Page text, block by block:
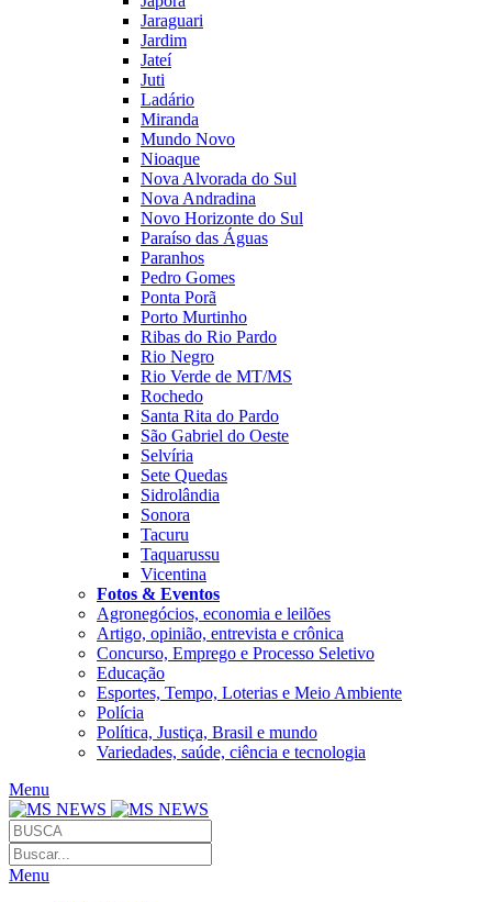
Jaraguari
Jardim
Jateí
Juti
Ladário
Miranda
Mundo Novo
Nioaque
Nova Alvorada do Sul
Nova Andradina
Novo Horizonte do Sul
Paraíso das Águas
Paranhos
Pedro Gomes
Ponta Porã
Porto Murtinho
Ribas do Rio Pardo
Rio Negro
Rio Verde de MT/MS
Rochedo
Santa Rita do Pardo
São Gabriel do Oeste
Selvíria
Sete Quedas
Sidrolândia
Sonora
Tacuru
Taquarussu
Vicentina
Fotos & Eventos
Agronegócios, economia e leilões
Artigo, opinião, entrevista e crônica
Concurso, Emprego e Processo Seletivo
Educação
Esportes, Tempo, Loterias e Meio Ambiente
Polícia
Política, Justiça, Brasil e mundo
Variedades, saúde, ciência e tecnologia
Menu
Menu